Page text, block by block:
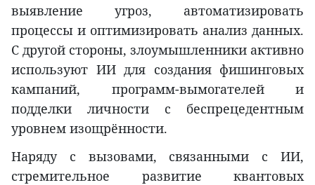
выявление угроз, автоматизировать
процессы и оптимизировать анализ данных.
С другой стороны, злоумышленники активно
используют ИИ для создания фишинговых
кампаний, программ-вымогателей и
подделки личности с беспрецедентным
уровнем изощрённости.
Наряду с вызовами, связанными с ИИ,
стремительное развитие квантовых